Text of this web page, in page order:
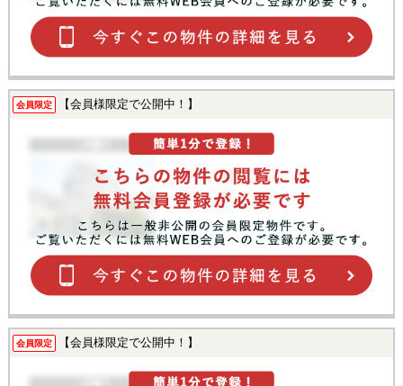
会員限定 【会員様限定で公開中！】
会員限定 【会員様限定で公開中！】